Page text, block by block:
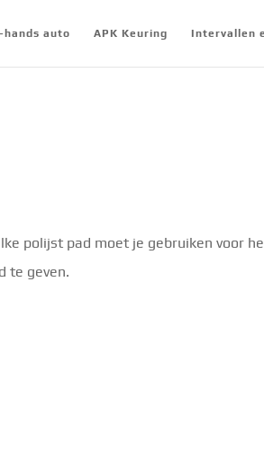
hands auto APK Keuring Intervallen
polijst pad moet je gebruiken voor
te geven.